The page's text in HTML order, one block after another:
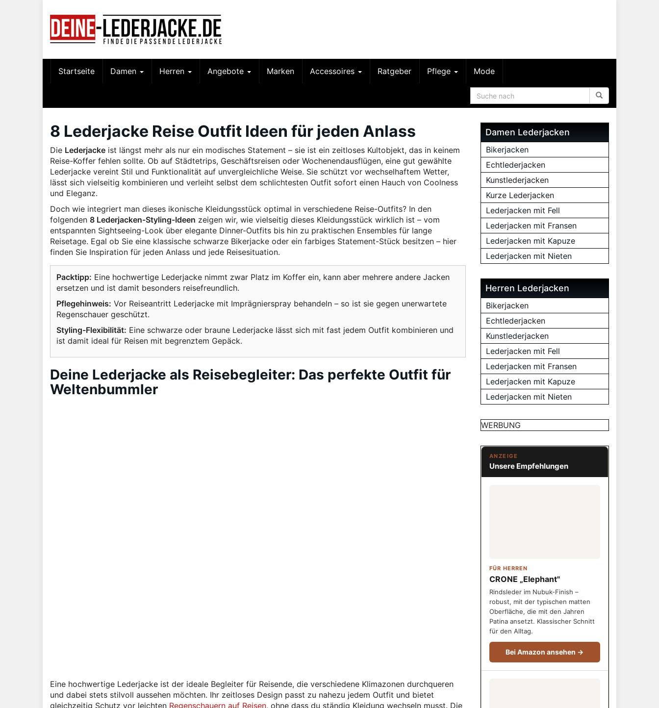
Startseite Damen Herren Angebote Marken Accessoires Ratgeber Pflege Mode
8 Lederjacke Reise Outfit Ideen für jeden Anlass
Die Lederjacke ist längst mehr als nur ein modisches Statement – sie ist ein zeitloses Kultobjekt, das in keinem
Reise-Koffer fehlen sollte. Ob auf Städtetrips, Geschäftsreisen oder Wochenendausflügen, eine gut gewählte
Lederjacke vereint Stil und Funktionalität auf unvergleichliche Weise. Sie schützt vor wechselhaftem Wetter,
lässt sich vielseitig kombinieren und verleiht selbst dem schlichtesten Outfit sofort einen Hauch von Coolness
und Eleganz.
Doch wie integriert man dieses ikonische Kleidungsstück optimal in verschiedene Reise-Outfits? In den
folgenden 8 Lederjacken-Styling-Ideen zeigen wir, wie vielseitig dieses Kleidungsstück wirklich ist – vom
entspannten Sightseeing-Look über elegante Dinner-Outfits bis hin zu praktischen Ensembles für lange
Reisetage. Egal ob Sie eine klassische schwarze Bikerjacke oder ein farbiges Statement-Stück besitzen – hier
finden Sie Inspiration für jeden Anlass und jede Reisesituation.
Packtipp: Eine hochwertige Lederjacke nimmt zwar Platz im Koffer ein, kann aber mehrere andere Jacken
ersetzen und ist damit besonders reisefreundlich.
Pflegehinweis: Vor Reiseantritt Lederjacke mit Imprägnierspray behandeln – so ist sie gegen unerwartete
Regenschauer geschützt.
Styling-Flexibilität: Eine schwarze oder braune Lederjacke lässt sich mit fast jedem Outfit kombinieren und
ist damit ideal für Reisen mit begrenztem Gepäck.
Deine Lederjacke als Reisebegleiter: Das perfekte Outfit für
Weltenbummler
Eine hochwertige Lederjacke ist der ideale Begleiter für Reisende, die verschiedene Klimazonen durchqueren
und dabei stets stilvoll aussehen möchten. Ihr zeitloses Design passt zu nahezu jedem Outfit und bietet
gleichzeitig Schutz vor leichten Regenschauern auf Reisen, ohne dass du ständig Kleidung wechseln musst. Die
Damen Lederjacken
Bikerjacken
Echtlederjacken
Kunstlederjacken
Kurze Lederjacken
Lederjacken mit Fell
Lederjacken mit Fransen
Lederjacken mit Kapuze
Lederjacken mit Nieten
Herren Lederjacken
Bikerjacken
Echtlederjacken
Kunstlederjacken
Lederjacken mit Fell
Lederjacken mit Fransen
Lederjacken mit Kapuze
Lederjacken mit Nieten
WERBUNG
ANZEIGE
Unsere Empfehlungen
FÜR HERREN
CRONE „Elephant"
Rindsleder im Nubuk-Finish –
robust, mit der typischen matten
Oberfläche, die mit den Jahren
Patina ansetzt. Klassischer Schnitt
für den Alltag.
Bei Amazon ansehen →